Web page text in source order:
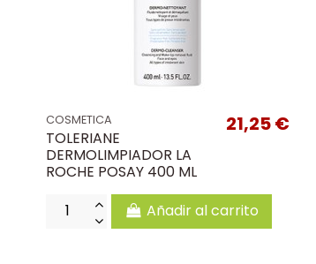
COSMETICA
TOLERIANE
DERMOLIMPIADOR LA
ROCHE POSAY 400 ML
21,25 €
Añadir al carrito